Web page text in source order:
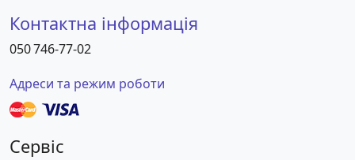
Контактна інформація
050 746-77-02
Адреси та режим роботи
Сервіс